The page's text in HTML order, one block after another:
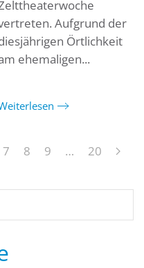
Aufgrund der
Örtlichkeit
ehemaligen...
7 8 9 … 20